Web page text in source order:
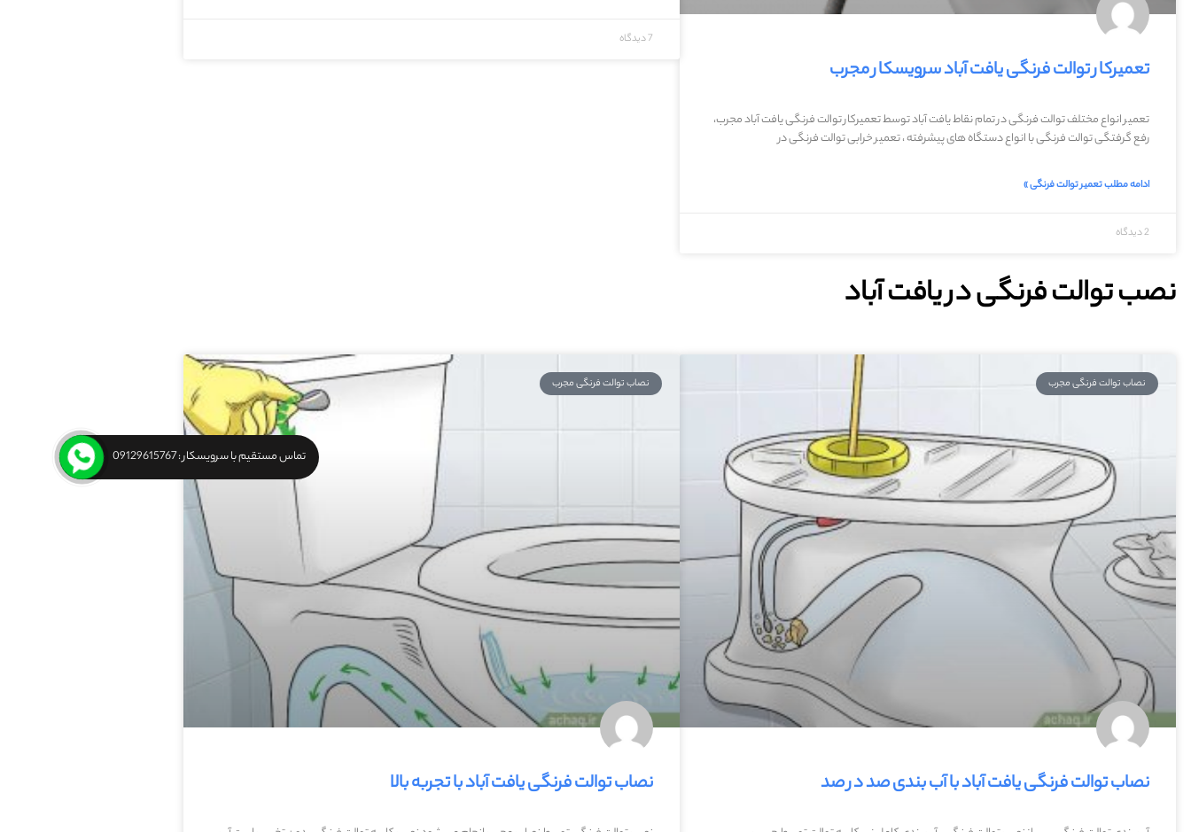
تعمیرکار توالت فرنگی یافت آباد سرویسکار مجرب
تعمیر انواع مختلف توالت فرنگی در تمام نقاط یافت آباد توسط تعمیرکار توالت فرنگی یافت آباد مجرب،
رفع گرفتگی توالت فرنگی با انواع دستگاه های پیشرفته ، تعمیر خرابی توالت فرنگی در
ادامه مطلب تعمیر توالت فرنگی »
2 دیدگاه
7 دیدگاه
نصب توالت فرنگی در یافت آباد
نصاب توالت فرنگی مجرب
نصاب توالت فرنگی یافت آباد با آب بندی صد در صد
نصاب توالت فرنگی مجرب
نصاب توالت فرنگی یافت آباد با تجربه بالا
تماس مستقیم با سرویسکار : 09129615767